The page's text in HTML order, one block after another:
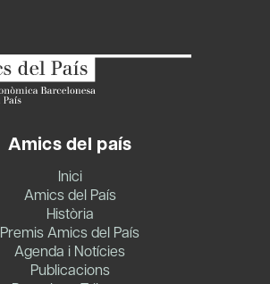
Amics del país
Inici
Amics del País
Història
Premis Amics del País
Agenda i Notícies
Publicacions